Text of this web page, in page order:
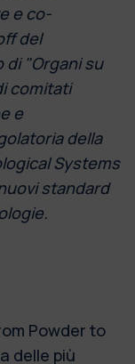
e co-
del
di "Organi su
comitati
e
della
Systems
standard
Powder to
delle più